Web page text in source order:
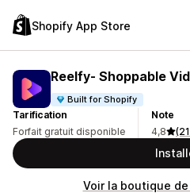
Shopify App Store
Reelfy‑ Shoppable
Built for Shopify
Tarification
Forfait gratuit disponible
Note
4,8
Voir la boutique